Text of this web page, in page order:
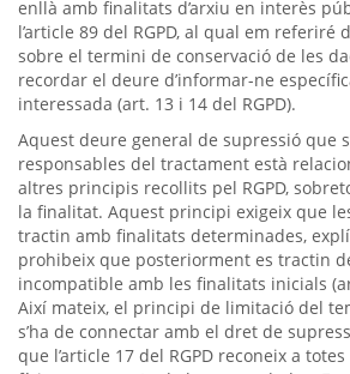
enllà amb finalitats d’arxiu en interès
l’article 89 del RGPD, al qual em referiré
sobre el termini de conservació de les
recordar el deure d’informar-ne
interessada (art. 13 i 14 del RGPD).
Aquest deure general de supressió que
responsables del tractament està
altres principis recollits pel RGPD,
la finalitat. Aquest principi exigeix que
tractin amb finalitats determinades,
prohibeix que posteriorment es tractin
incompatible amb les finalitats inicials
Així mateix, el principi de limitació del
s’ha de connectar amb el dret de
que l’article 17 del RGPD reconeix a